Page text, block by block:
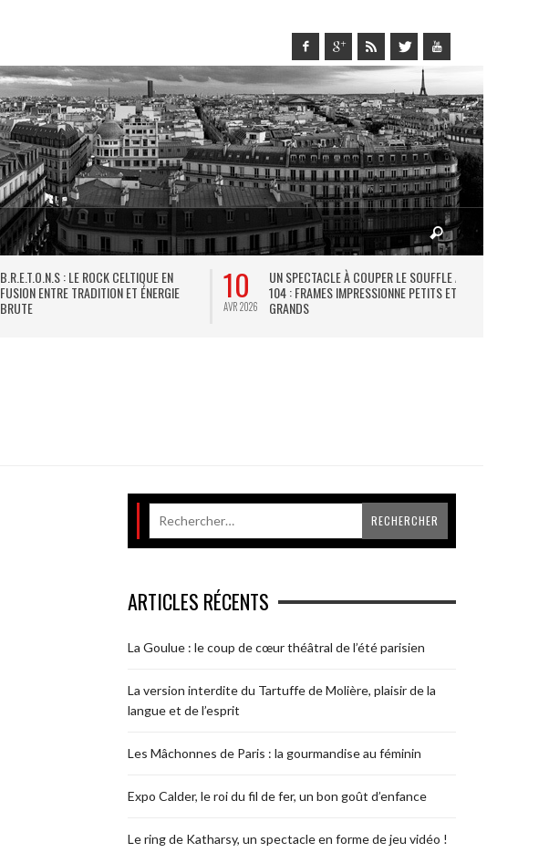
B.R.E.T.O.N.S : LE ROCK CELTIQUE EN
FUSION ENTRE TRADITION ET ÉNERGIE
BRUTE
10
AVR 2026
UN SPECTACLE À COUPER LE SOUFFLE AU
104 : FRAMES IMPRESSIONNE PETITS ET
GRANDS
ARTICLES RÉCENTS
La Goulue : le coup de cœur théâtral de l’été parisien
La version interdite du Tartuffe de Molière, plaisir de la
langue et de l’esprit
Les Mâchonnes de Paris : la gourmandise au féminin
Expo Calder, le roi du fil de fer, un bon goût d’enfance
Le ring de Katharsy, un spectacle en forme de jeu vidéo !